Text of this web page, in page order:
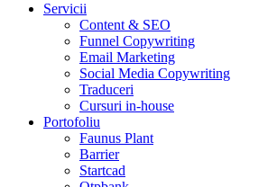
Servicii
Content & SEO
Funnel Copywriting
Email Marketing
Social Media Copywriting
Traduceri
Cursuri in-house
Portofoliu
Faunus Plant
Barrier
Startcad